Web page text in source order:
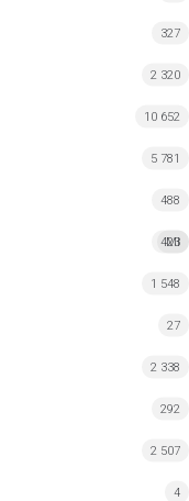
327
2 320
10 652
5 781
488
MI
423
1 548
27
2 338
292
2 507
4